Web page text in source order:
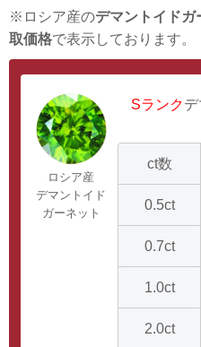
※ロシア産のデマントイドガ
取価格で表示しております。
ロシア産
デマントイド
ガーネット
Sランク
ct数
0.5ct
0.7ct
1.0ct
2.0ct